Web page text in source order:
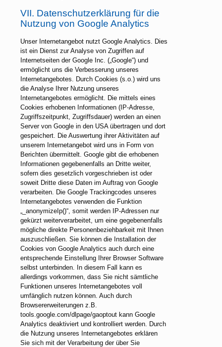
VII. Datenschutzerklärung für die
Nutzung von Google Analytics
Unser Internetangebot nutzt Google Analytics. Dies
ist ein Dienst zur Analyse von Zugriffen auf
Internetseiten der Google Inc. („Google“) und
ermöglicht uns die Verbesserung unseres
Internetangebotes. Durch Cookies (s.o.) wird uns
die Analyse Ihrer Nutzung unseres
Internetangebotes ermöglicht. Die mittels eines
Cookies erhobenen Informationen (IP-Adresse,
Zugriffszeitpunkt, Zugriffsdauer) werden an einen
Server von Google in den USA übertragen und dort
gespeichert. Die Auswertung ihrer Aktivitäten auf
unserem Internetangebot wird uns in Form von
Berichten übermittelt. Google gibt die erhobenen
Informationen gegebenenfalls an Dritte weiter,
sofern dies gesetzlich vorgeschrieben ist oder
soweit Dritte diese Daten im Auftrag von Google
verarbeiten. Die Google Trackingcodes unseres
Internetangebotes verwenden die Funktion
„_anonymizeIp()“, somit werden IP-Adressen nur
gekürzt weiterverarbeitet, um eine gegebenenfalls
mögliche direkte Personenbeziehbarkeit mit Ihnen
auszuschließen. Sie können die Installation der
Cookies von Google Analytics auch durch eine
entsprechende Einstellung Ihrer Browser Software
selbst unterbinden. In diesem Fall kann es
allerdings vorkommen, dass Sie nicht sämtliche
Funktionen unseres Internetangebotes voll
umfänglich nutzen können. Auch durch
Browsererweiterungen z.B.
tools.google.com/dlpage/gaoptout kann Google
Analytics deaktiviert und kontrolliert werden. Durch
die Nutzung unseres Internetangebotes erklären
Sie sich mit der Verarbeitung der über Sie